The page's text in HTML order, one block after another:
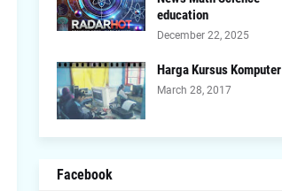
education
December 22, 2025
Harga Kursus Komputer
March 28, 2017
Facebook